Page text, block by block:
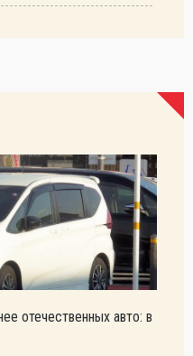
отечественных авто: в